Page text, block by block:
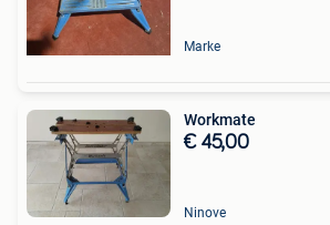
Marke
Workmate
€ 45,00
Ninove